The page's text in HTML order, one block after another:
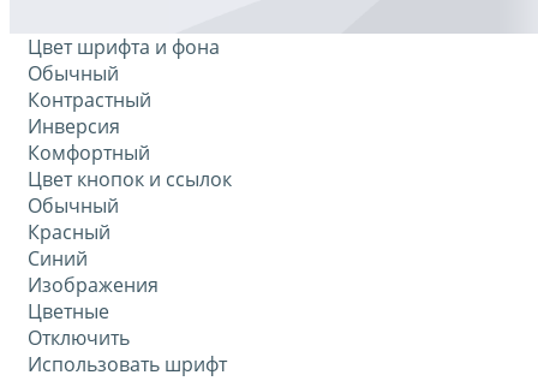
Цвет шрифта и фона
Обычный
Контрастный
Инверсия
Комфортный
Цвет кнопок и ссылок
Обычный
Красный
Синий
Изображения
Цветные
Отключить
Использовать шрифт